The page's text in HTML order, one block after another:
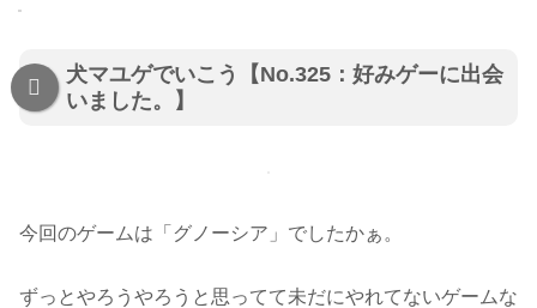
犬マユゲでいこう【No.325：好みゲーに出会
いました。】
今回のゲームは「グノーシア」でしたかぁ。
ずっとやろうやろうと思ってて未だにやれてないゲームな